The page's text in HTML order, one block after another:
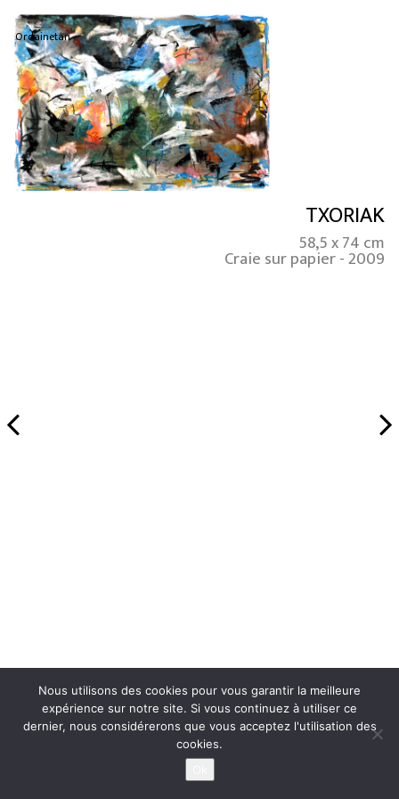
Ordainetan
TXORIAK
58,5 x 74 cm
Craie sur papier - 2009
Nous utilisons des cookies pour vous garantir la meilleure
expérience sur notre site. Si vous continuez à utiliser ce
dernier, nous considérerons que vous acceptez l'utilisation des
cookies.